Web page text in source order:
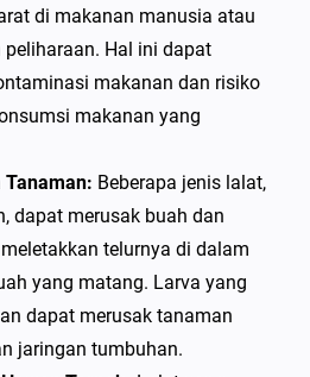
di makanan manusia atau
Hal ini dapat
makanan dan risiko
makanan yang
Tanaman: Beberapa jenis lalat,
dapat merusak buah dan
telurnya di dalam
yang matang. Larva yang
dapat merusak tanaman
jaringan tumbuhan.